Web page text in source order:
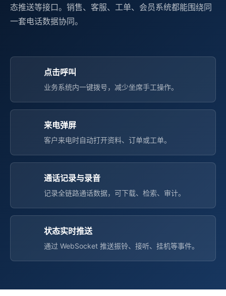
态推送等接口。销售、客服、工单、会员系统都能围绕同
一套电话数据协同。
点击呼叫
业务系统内一键拨号，减少坐席手工操作。
来电弹屏
客户来电时自动打开资料、订单或工单。
通话记录与录音
记录全链路通话数据，可下载、检索、审计。
状态实时推送
通过 WebSocket 推送振铃、接听、挂机等事件。